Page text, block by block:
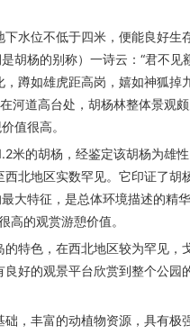
水位不低于四米，便能良好生
胡杨的别称）一诗云：“君不见
蹲如雄虎距高岗，嬉如神狐掉
河道高台处，胡杨林整体景观
值很高。
的胡杨，经鉴定该胡杨为雄
北地区实数罕见。它印证了胡
大特征，是总体环境描述的精华
的观赏游憩价值。
特色，在西北地区较为罕见，
好的观景平台欣赏到整个公园
，丰富的动植物资源，具有极